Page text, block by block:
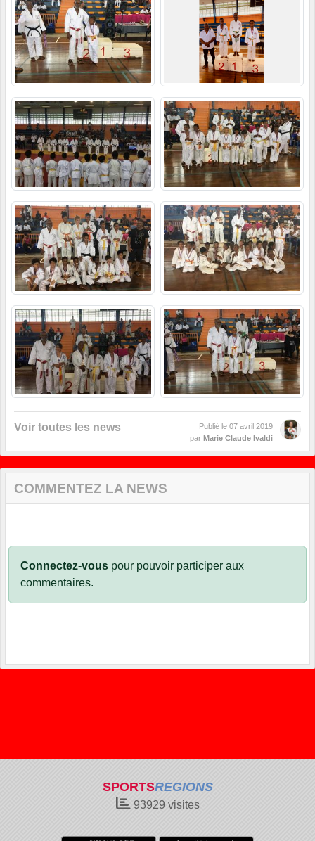
Voir toutes les news Publié le 07 avril 2019
par Marie Claude Ivaldi
COMMENTEZ LA NEWS
Connectez-vous pour pouvoir participer aux
commentaires.
SPORTSREGIONS
93929 visites